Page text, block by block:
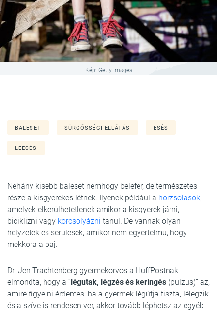
Kép: Getty Images
BALESET SÜRGŐSSÉGI ELLÁTÁS ESÉS
LEESÉS
Néhány kisebb baleset nemhogy belefér, de természetes
része a kisgyerekes létnek. Ilyenek például a horzsolások,
amelyek elkerülhetetlenek amikor a kisgyerek járni,
biciklizni vagy korcsolyázni tanul. De vannak olyan
helyzetek és sérülések, amikor nem egyértelmű, hogy
mekkora a baj.
Dr. Jen Trachtenberg gyermekorvos a HuffPostnak
elmondta, hogy a “légutak, légzés és keringés (pulzus)” az,
amire figyelni érdemes: ha a gyermek légútja tiszta, lélegzik
és a szíve is rendesen ver, akkor tovább léphetsz az egyéb